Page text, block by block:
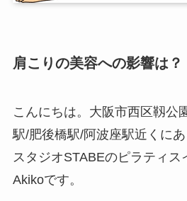
肩こりの美容への影響は？
こんにちは。大阪市西区靱公
駅/肥後橋駅/阿波座駅近くに
スタジオSTABEのピラティス
Akikoです。